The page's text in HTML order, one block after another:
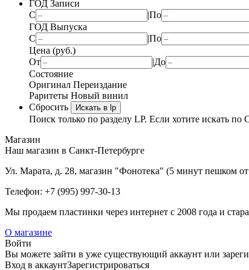
ГОД Записи
С
|По
ГОД Выпуска
С
|По
Цена (руб.)
От
|До
Состояние
Оригинал Переиздание
Раритеты Новый винил
Сбросить
Искать в lp
Поиск только по разделу LP. Если хотите искать по
Магазин
Наш магазин в Санкт-Петербурге
Ул. Марата, д. 28, магазин "Фонотека" (5 минут пешком
Телефон: +7 (995) 997-30-13
Мы продаем пластинки через интернет c 2008 года и
О магазине
Войти
Вы можете зайти в уже существующий аккаунт или
Вход в аккаунтЗарегистрироваться